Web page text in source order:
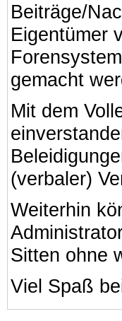
Beiträge/
Eigentümer
gemacht
Mit dem
(verbaler)
Weiterhin
Sitten ohne
Viel Spaß